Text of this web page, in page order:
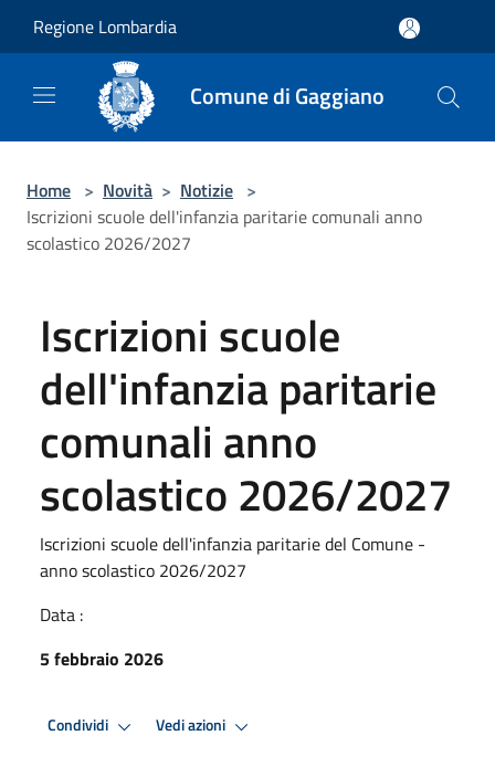
Regione Lombardia
Comune di Gaggiano
Home > Novità > Notizie >
Iscrizioni scuole dell'infanzia paritarie comunali anno
scolastico 2026/2027
Iscrizioni scuole
dell'infanzia paritarie
comunali anno
scolastico 2026/2027
Iscrizioni scuole dell'infanzia paritarie del Comune -
anno scolastico 2026/2027
Data :
5 febbraio 2026
Condividi Vedi azioni